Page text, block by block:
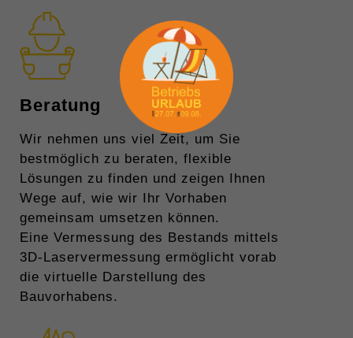
Beratung
Wir nehmen uns viel Zeit, um Sie
bestmöglich zu beraten, flexible
Lösungen zu finden und zeigen Ihnen
Wege auf, wie wir Ihr Vorhaben
gemeinsam umsetzen können.
Eine Vermessung des Bestands mittels
3D-Laservermessung ermöglicht vorab
die virtuelle Darstellung des
Bauvorhabens.